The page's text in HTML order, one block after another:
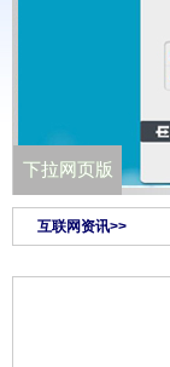
下拉网页版
互联网资讯>>